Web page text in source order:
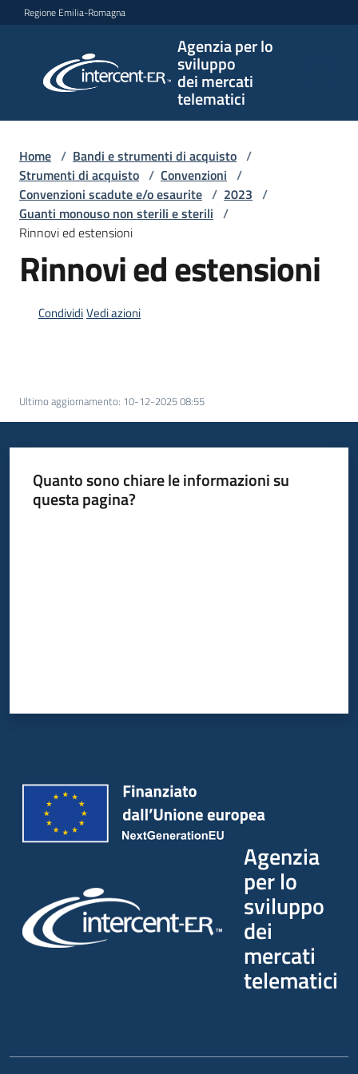
Vai al contenuto
Vai alla navigazione
Vai al footer
Regione Emilia-Romagna
Agenzia per lo
sviluppo
dei mercati
telematici
per lo
sviluppo
telematici
L'Agenzia
Piattaforme
telematiche
Home / Bandi e strumenti di acquisto /
Strumenti di acquisto / Convenzioni /
Convenzioni scadute e/o esaurite / 2023 /
Guanti monouso non sterili e sterili /
Rinnovi ed estensioni
Rinnovi ed estensioni
CondividiVedi azioni
Ultimo aggiornamento: 10-12-2025 08:55
Quanto sono chiare le informazioni su
questa pagina?
Agenzia
per lo
sviluppo
dei
mercati
telematici